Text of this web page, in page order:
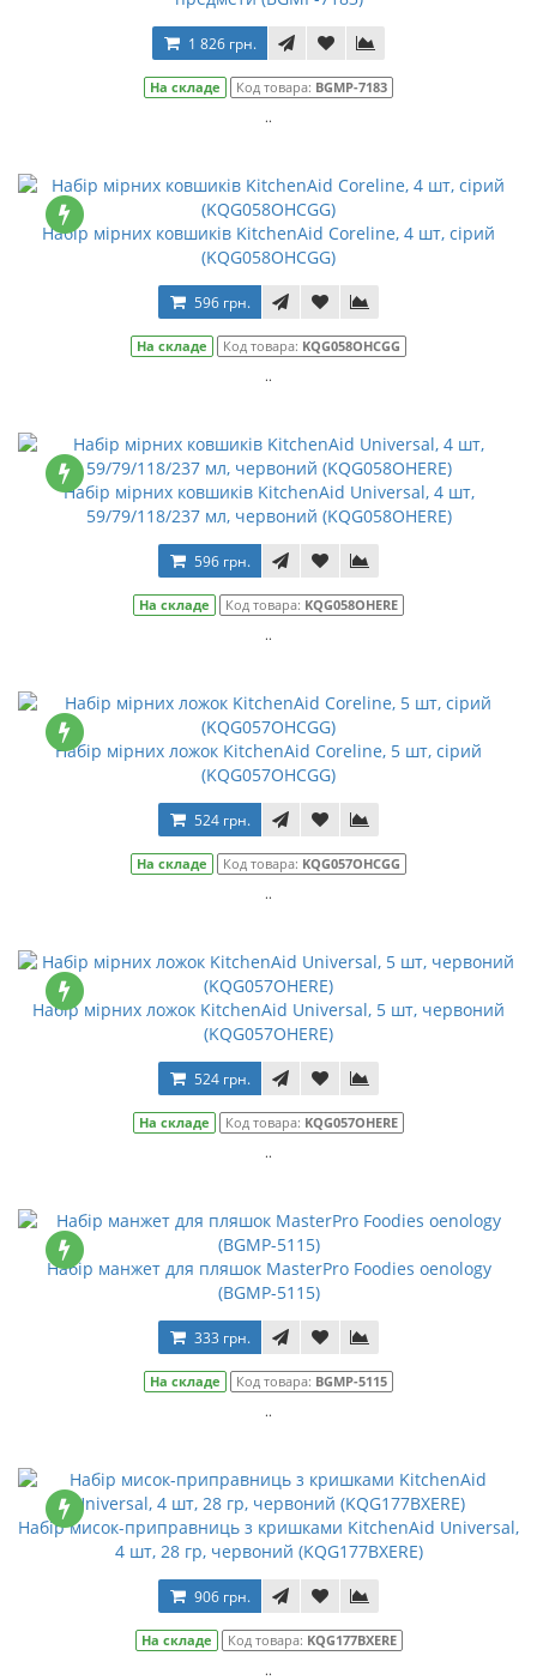
1 826 грн.
На складе Код товара: BGMP-7183
..
Набір мірних ковшиків KitchenAid Coreline, 4 шт, сірий
(KQG058OHCGG)
596 грн.
На складе Код товара: KQG058OHCGG
..
Набір мірних ковшиків KitchenAid Universal, 4 шт,
59/79/118/237 мл, червоний (KQG058OHERE)
596 грн.
На складе Код товара: KQG058OHERE
..
Набір мірних ложок KitchenAid Coreline, 5 шт, сірий
(KQG057OHCGG)
524 грн.
На складе Код товара: KQG057OHCGG
..
Набір мірних ложок KitchenAid Universal, 5 шт, червоний
(KQG057OHERE)
524 грн.
На складе Код товара: KQG057OHERE
..
Набір манжет для пляшок MasterPro Foodies oenology
(BGMP-5115)
333 грн.
На складе Код товара: BGMP-5115
..
Набір мисок-приправниць з кришками KitchenAid Universal,
4 шт, 28 гр, червоний (KQG177BXERE)
906 грн.
На складе Код товара: KQG177BXERE
..